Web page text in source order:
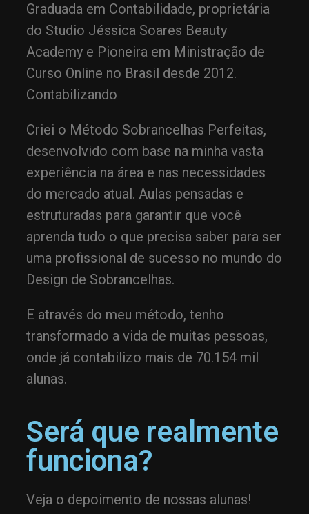
Graduada em Contabilidade, proprietária
do Studio Jéssica Soares Beauty
Academy e Pioneira em Ministração de
Curso Online no Brasil desde 2012.
Contabilizando
Criei o Método Sobrancelhas Perfeitas,
desenvolvido com base na minha vasta
experiência na área e nas necessidades
do mercado atual. Aulas pensadas e
estruturadas para garantir que você
aprenda tudo o que precisa saber para ser
uma profissional de sucesso no mundo do
Design de Sobrancelhas.
E através do meu método, tenho
transformado a vida de muitas pessoas,
onde já contabilizo mais de 70.154 mil
alunas.
Será que realmente
funciona?
Veja o depoimento de nossas alunas!